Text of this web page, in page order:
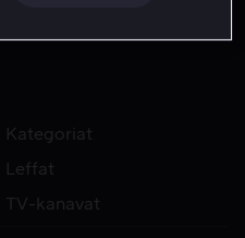
Kategoriat
Leffat
TV-kanavat